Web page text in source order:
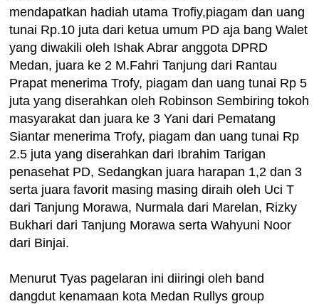
mendapatkan hadiah utama Trofiy,piagam dan uang
tunai Rp.10 juta dari ketua umum PD aja bang Walet
yang diwakili oleh Ishak Abrar anggota DPRD
Medan, juara ke 2 M.Fahri Tanjung dari Rantau
Prapat menerima Trofy, piagam dan uang tunai Rp 5
juta yang diserahkan oleh Robinson Sembiring tokoh
masyarakat dan juara ke 3 Yani dari Pematang
Siantar menerima Trofy, piagam dan uang tunai Rp
2.5 juta yang diserahkan dari Ibrahim Tarigan
penasehat PD, Sedangkan juara harapan 1,2 dan 3
serta juara favorit masing masing diraih oleh Uci T
dari Tanjung Morawa, Nurmala dari Marelan, Rizky
Bukhari dari Tanjung Morawa serta Wahyuni Noor
dari Binjai.
Menurut Tyas pagelaran ini diiringi oleh band
dangdut kenamaan kota Medan Rullys group